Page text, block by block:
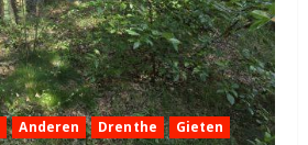
Anderen Drenthe Gieten